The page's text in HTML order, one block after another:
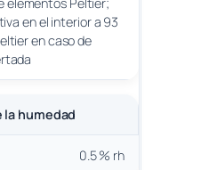
en el interior a 93
en caso de
humedad
0.5 % rh